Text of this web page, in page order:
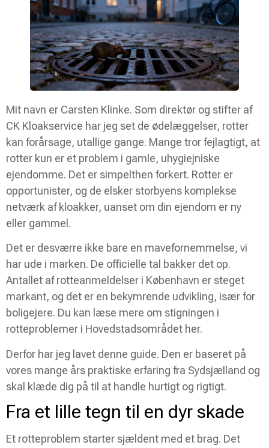
Mit navn er Carsten Klinke. Som direktør og stifter af
CK Kloakservice har jeg set de ødelæggelser, rotter
kan forårsage, utallige gange. Mange tror fejlagtigt, at
rotter kun er et problem i gamle, uhygiejniske
ejendomme. Det er simpelthen forkert. Rotter er
opportunister, og de elsker storbyens komplekse
netværk af kloakker, uanset om din ejendom er ny
eller gammel.
Det er desværre ikke bare en mavefornemmelse, vi
har ude i marken. De officielle tal bakker det op.
Antallet af rotteanmeldelser i København er steget
markant, og det er en bekymrende udvikling, især for
boligejere. Du kan læse mere om stigningen i
rotteproblemer i Hovedstadsområdet her.
Derfor har jeg lavet denne guide. Den er baseret på
vores mange års praktiske erfaring fra Sydsjælland og
skal klæde dig på til at handle hurtigt og rigtigt.
Fra et lille tegn til en dyr skade
Et rotteproblem starter sjældent med et brag. Det